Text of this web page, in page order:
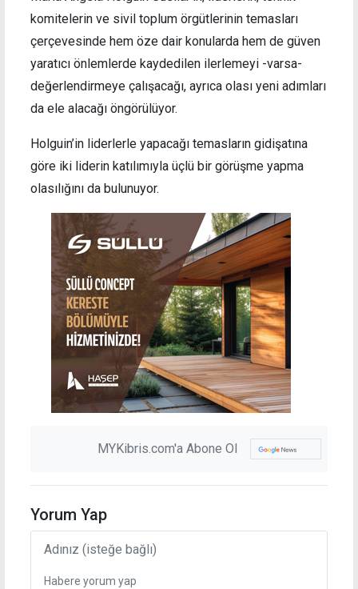
komitelerin ve sivil toplum örgütlerinin temasları
çerçevesinde hem öze dair konularda hem de güven
yaratıcı önlemlerde kaydedilen ilerlemeyi -varsa-
değerlendirmeye çalışacağı, ayrıca olası yeni adımları
da ele alacağı öngörülüyor.
Holguin’in liderlerle yapacağı temasların gidişatına
göre iki liderin katılımıyla üçlü bir görüşme yapma
olasılığını da bulunuyor.
MYKibris.com'a Abone Ol
Yorum Yap